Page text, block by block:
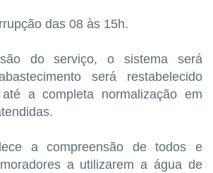
das 08 às 15h.
do serviço, o sistema será
será restabelecido
até a completa normalização em
a compreensão de todos e
a utilizarem a água de